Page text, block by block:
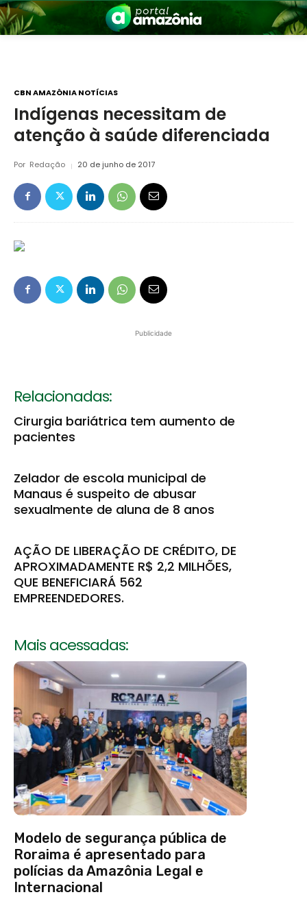
CBN AMAZÔNIA NOTÍCIAS
Indígenas necessitam de
atenção à saúde diferenciada
Por Redação 20 de junho de 2017
Publicidade
Relacionadas:
Cirurgia bariátrica tem aumento de
pacientes
Zelador de escola municipal de
Manaus é suspeito de abusar
sexualmente de aluna de 8 anos
AÇÃO DE LIBERAÇÃO DE CRÉDITO, DE
APROXIMADAMENTE R$ 2,2 MILHÕES,
QUE BENEFICIARÁ 562
EMPREENDEDORES.
Mais acessadas:
Modelo de segurança pública de
Roraima é apresentado para
polícias da Amazônia Legal e
Internacional